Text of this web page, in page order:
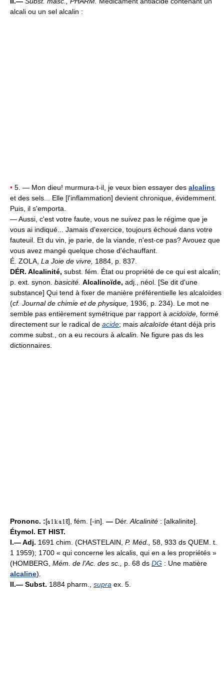
alcali ou un sel alcalin :
• 5. — Mon dieu! murmura-t-il, je veux bien essayer des alcalins
et des sels... Elle [l'inflammation] devient chronique, évidemment.
Puis, il s'emporta.
— Aussi, c'est votre faute, vous ne suivez pas le régime que je
vous ai indiqué... Jamais d'exercice, toujours échoué dans votre
fauteuil. Et du vin, je parie, de la viande, n'est-ce pas? Avouez que
vous avez mangé quelque chose d'échauffant.
É. ZOLA, La Joie de vivre, 1884, p. 837.
DÉR. Alcalinité, subst. fém. État ou propriété de ce qui est alcalin;
p. ext. synon. basicité. Alcalinoïde, adj., néol. [Se dit d'une
substance] Qui tend à fixer de manière préférentielle les alcaloïdes
(cf. Journal de chimie et de physique, 1936, p. 234). Le mot ne
semble pas entièrement symétrique par rapport à acidoïde, formé
directement sur le radical de acide; mais alcaloïde étant déjà pris
comme subst., on a eu recours à alcalin. Ne figure pas ds les
dictionnaires.
Prononc. :[ ], fém. [-in]. — Dér. Alcalinité : [alkalinite].
Étymol. ET HIST.
I.— Adj. 1691 chim. (CHASTELAIN, P. Méd.,
58, 933 ds QUEM. t.
1 1959); 1700 « qui concerne les alcalis, qui en a les propriétés »
(HOMBERG, Mém. de l'Ac. des sc., p. 68 ds DG : Une matière
alcaline).
II.— Subst. 1884 pharm., supra ex. 5.